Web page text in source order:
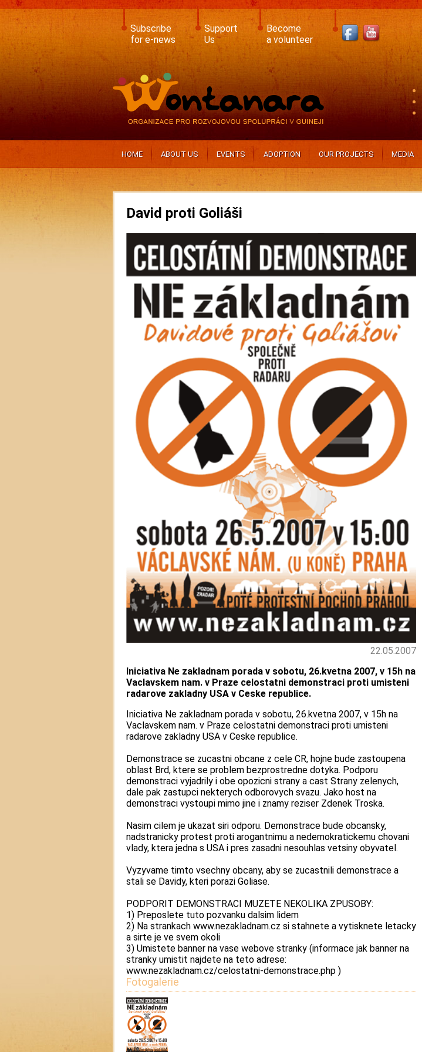
Skip
to
content
Subscribe
for e-news
Support
Us
Become
a volunteer
HOME ABOUT US EVENTS ADOPTION OUR PROJECTS MEDIA
David proti Goliáši
22.05.2007
Iniciativa Ne zakladnam porada v sobotu, 26.kvetna 2007, v 15h na
Vaclavskem nam. v Praze celostatni demonstraci proti umisteni
radarove zakladny USA v Ceske republice.
Iniciativa Ne zakladnam porada v sobotu, 26.kvetna 2007, v 15h na
Vaclavskem nam. v Praze celostatni demonstraci proti umisteni
radarove zakladny USA v Ceske republice.
Demonstrace se zucastni obcane z cele CR, hojne bude zastoupena
oblast Brd, ktere se problem bezprostredne dotyka. Podporu
demonstraci vyjadrily i obe opozicni strany a cast Strany zelenych,
dale pak zastupci nekterych odborovych svazu. Jako host na
demonstraci vystoupi mimo jine i znamy reziser Zdenek Troska.
Nasim cilem je ukazat siri odporu. Demonstrace bude obcansky,
nadstranicky protest proti arogantnimu a nedemokratickemu chovani
vlady, ktera jedna s USA i pres zasadni nesouhlas vetsiny obyvatel.
Vyzyvame timto vsechny obcany, aby se zucastnili demonstrace a
stali se Davidy, kteri porazi Goliase.
PODPORIT DEMONSTRACI MUZETE NEKOLIKA ZPUSOBY:
1) Preposlete tuto pozvanku dalsim lidem
2) Na strankach www.nezakladnam.cz si stahnete a vytisknete letacky
a sirte je ve svem okoli
3) Umistete banner na vase webove stranky (informace jak banner na
stranky umistit najdete na teto adrese:
www.nezakladnam.cz/celostatni-demonstrace.php )
Fotogalerie